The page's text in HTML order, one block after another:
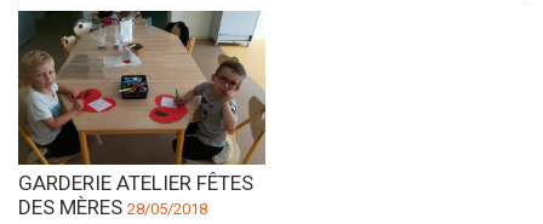
GARDERIE ATELIER FÊTES
DES MÈRES 28/05/2018